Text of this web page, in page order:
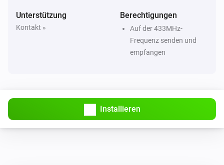
Somfy Blinds
Nach unten neigen
Unterstützung
Kontakt »
Berechtigungen
Auf der 433MHz-
Frequenz senden und
empfangen
Installieren